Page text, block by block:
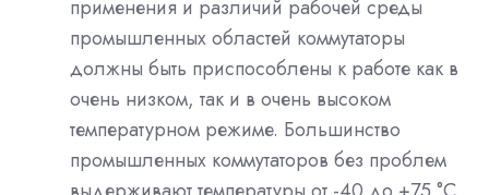
применения и различий рабочей среды
промышленных областей коммутаторы
должны быть приспособлены к работе как в
очень низком, так и в очень высоком
температурном режиме. Большинство
промышленных коммутаторов без проблем